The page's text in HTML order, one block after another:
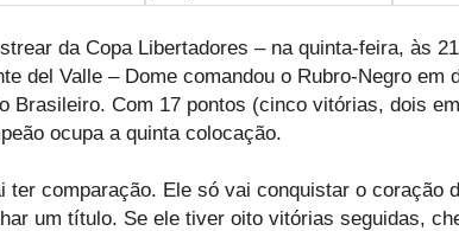
da Copa Libertadores – na quinta-feira, às
del Valle – Dome comandou o Rubro-Negro em
Brasileiro. Com 17 pontos (cinco vitórias, dois
ocupa a quinta colocação.
ter comparação. Ele só vai conquistar o coração
um título. Se ele tiver oito vitórias seguidas,